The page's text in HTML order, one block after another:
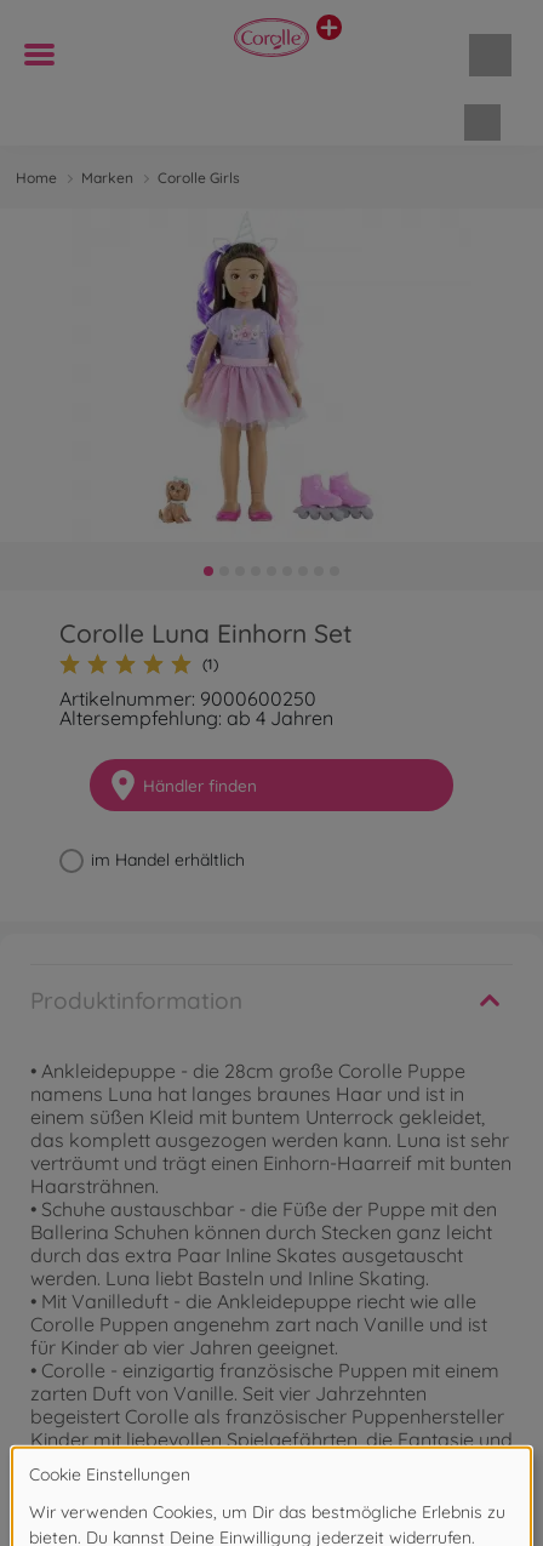
Home Marken Corolle Girls
Corolle Luna Einhorn Set
(1)
Artikelnummer: 9000600250
Altersempfehlung: ab 4 Jahren
Händler finden
im Handel erhältlich
Produktinformation
• Ankleidepuppe - die 28cm große Corolle Puppe
namens Luna hat langes braunes Haar und ist in
einem süßen Kleid mit buntem Unterrock gekleidet,
das komplett ausgezogen werden kann. Luna ist sehr
verträumt und trägt einen Einhorn-Haarreif mit bunten
Haarsträhnen.
• Schuhe austauschbar - die Füße der Puppe mit den
Ballerina Schuhen können durch Stecken ganz leicht
durch das extra Paar Inline Skates ausgetauscht
werden. Luna liebt Basteln und Inline Skating.
• Mit Vanilleduft - die Ankleidepuppe riecht wie alle
Corolle Puppen angenehm zart nach Vanille und ist
für Kinder ab vier Jahren geeignet.
• Corolle - einzigartig französische Puppen mit einem
zarten Duft von Vanille. Seit vier Jahrzehnten
begeistert Corolle als französischer Puppenhersteller
Kinder mit liebevollen Spielgefährten, die Fantasie und
den französischen Stil in sich vereinen.
Achtung!Nicht geeignet für Kinder unter 3
Jahren. Erstickungsgefahr durch Kleinteile.